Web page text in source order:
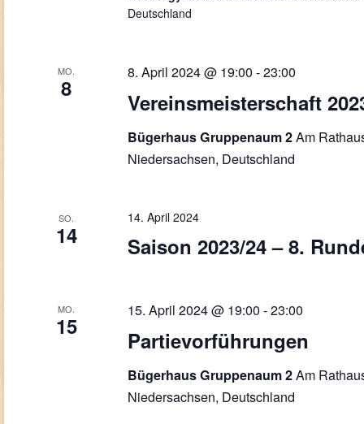
Deutschland
MO.
8
Vereinsmeisterschaft
8. April 2024 @ 19:00-23:00
Bügerhaus Gruppenaum 2Am
Niedersachsen, Deutschland
SO.
14 Saison 2023/24 – 8.
14. April 2024
MO.
15
Partievorführungen
15. April 2024 @ 19:00-23:00
Bügerhaus Gruppenaum 2Am
Niedersachsen, Deutschland